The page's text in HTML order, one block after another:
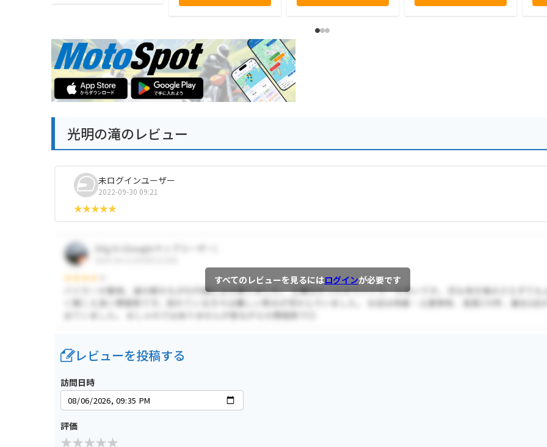
光明の滝のレビュー
未ログインユーザー
2022-09-30 09:21
すべてのレビューを見るにはログインが必要です
レビューを投稿する
訪問日時
評価